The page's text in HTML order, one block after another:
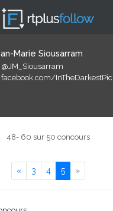
Marie Siousarram
@JM_Siousarram
facebook.com/InTheDarkestPic…
48- 60 sur 50 concours
«Previous
3 4 5 »Next